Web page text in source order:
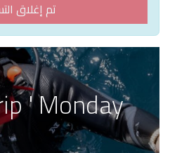
تم إغلاق
' Monday '